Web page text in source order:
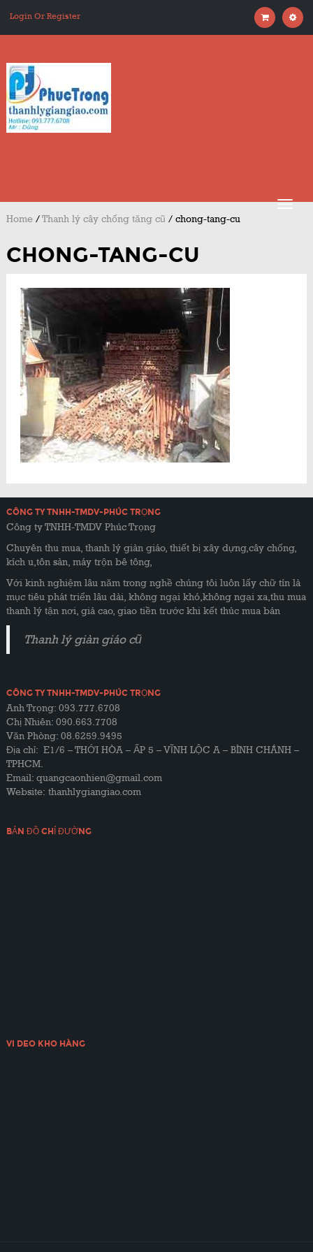
Login Or Register
Home /Thanh lý cây chống tăng cũ / chong-tang-cu
CHONG-TANG-CU
CÔNG TY TNHH-TMDV-PHÚC TRỌNG
Công ty TNHH-TMDV Phúc Trọng
Chuyên thu mua, thanh lý giàn giáo, thiết bị xây dựng,cây chống,
kích u,tôn sàn, máy trộn bê tông,
Với kinh nghiệm lâu năm trong nghề chúng tôi luôn lấy chữ tín là
mục tiêu phát triển lâu dài, không ngại khó,không ngại xa,thu mua
thanh lý tận nơi, giá cao, giao tiền trước khi kết thúc mua bán
Thanh lý giàn giáo cũ
CÔNG TY TNHH-TMDV-PHÚC TRỌNG
Anh Trọng: 093.777.6708
Chị Nhiên: 090.663.7708
Văn Phòng: 08.6259.9495
Địa chỉ: E1/6 – THỚI HÒA – ẤP 5 – VĨNH LỘC A – BÌNH CHÁNH –
TPHCM.
Email: quangcaonhien@gmail.com
Website: thanhlygiangiao.com
BẢN ĐỒ CHỈ ĐƯỜNG
VI DEO KHO HÀNG